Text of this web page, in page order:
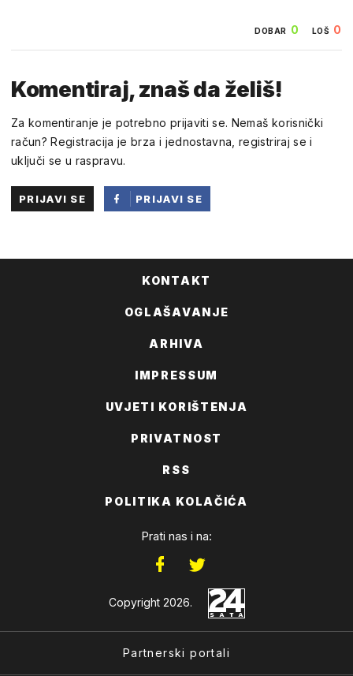
DOBAR 0 LOŠ 0
Komentiraj, znaš da želiš!
Za komentiranje je potrebno prijaviti se. Nemaš korisnički
račun? Registracija je brza i jednostavna, registriraj se i
uključi se u raspravu.
PRIJAVI SE
PRIJAVI SE
KONTAKT
OGLAŠAVANJE
ARHIVA
IMPRESSUM
UVJETI KORIŠTENJA
PRIVATNOST
RSS
POLITIKA KOLAČIĆA
Prati nas i na:
Copyright 2026.
Partnerski portali